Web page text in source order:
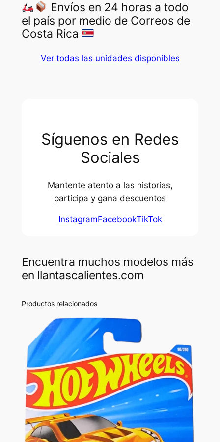
Envíos en 24 horas a todo
el país por medio de Correos de
Costa Rica
Ver todas las unidades disponibles
Síguenos en Redes
Sociales
Mantente atento a las historias,
participa y gana descuentos
InstagramFacebookTikTok
Encuentra muchos modelos más
en llantascalientes.com
Productos relacionados